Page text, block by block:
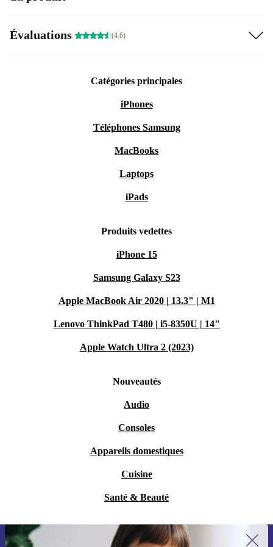
Évaluations (4.6)
Catégories principales
iPhones
Téléphones Samsung
MacBooks
Laptops
iPads
Produits vedettes
iPhone 15
Samsung Galaxy S23
Apple MacBook Air 2020 | 13.3" | M1
Lenovo ThinkPad T480 | i5-8350U | 14"
Apple Watch Ultra 2 (2023)
Nouveautés
Audio
Consoles
Appareils domestiques
Cuisine
Santé & Beauté